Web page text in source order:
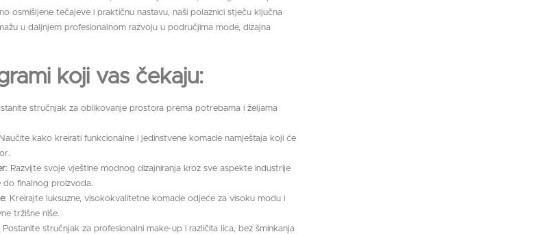
osmišljene tečajeve i praktičnu nastavu, naši polaznici stječu ključna
u daljnjem profesionalnom razvoju u područjima mode, dizajna
koji vas čekaju:
stručnjak za oblikovanje prostora prema potrebama i željama
kako kreirati funkcionalne i jedinstvene komade namještaja koji će
: Razvijte svoje vještine modnog dizajniranja kroz sve aspekte industrije
finalnog proizvoda.
: Kreirajte luksuzne, visokokvalitetne komade odjeće za visoku modu i
tržišne niše.
Postanite stručnjak za profesionalni make-up i različita lica, bez šminkanja